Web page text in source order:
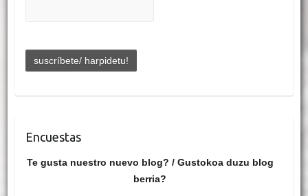
Encuestas
Te gusta nuestro nuevo blog? / Gustokoa duzu blog
berria?